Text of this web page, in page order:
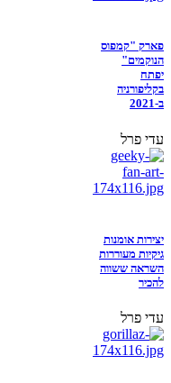
פארק "קמפוס
הנוקמים"
יפתח
בקליפורניה
ב-2021
עדי פרל
יצירות אומנות
גיקיות מעוררות
השראה ששווה
להכיר
עדי פרל